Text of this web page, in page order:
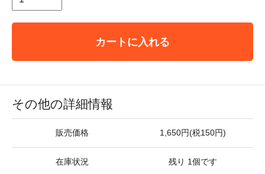
カートに入れる
その他の詳細情報
販売価格 1,650円(税150円)
在庫状況 残り 1個です